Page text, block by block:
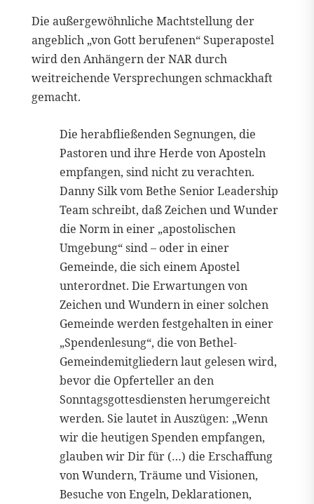
Die außergewöhnliche Machtstellung der
angeblich „von Gott berufenen“ Superapostel
wird den Anhängern der NAR durch
weitreichende Versprechungen schmackhaft
gemacht.
Die herabfließenden Segnungen, die
Pastoren und ihre Herde von Aposteln
empfangen, sind nicht zu verachten.
Danny Silk vom Bethe Senior Leadership
Team schreibt, daß Zeichen und Wunder
die Norm in einer „apostolischen
Umgebung“ sind – oder in einer
Gemeinde, die sich einem Apostel
unterordnet. Die Erwartungen von
Zeichen und Wundern in einer solchen
Gemeinde werden festgehalten in einer
„Spendenlesung“, die von Bethel-
Gemeindemitgliedern laut gelesen wird,
bevor die Opferteller an den
Sonntagsgottesdiensten herumgereicht
werden. Sie lautet in Auszügen: „Wenn
wir die heutigen Spenden empfangen,
glauben wir Dir für (…) die Erschaffung
von Wundern, Träume und Visionen,
Besuche von Engeln, Deklarationen,